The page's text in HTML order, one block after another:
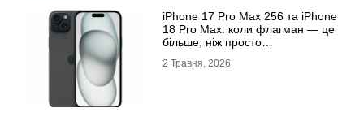
iРhone 17 Рro Мax 256 та iРhone
18 Рro Мax: коли флагман — це
більше, ніж просто
2 Травня, 2026